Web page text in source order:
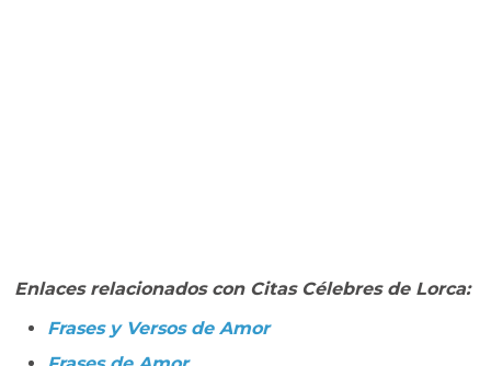
Enlaces relacionados con Citas Célebres de Lorca:
Frases y Versos de Amor